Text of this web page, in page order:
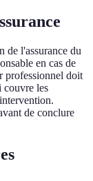
de l'assurance du
en cas de
professionnel doit
couvre les
de conclure